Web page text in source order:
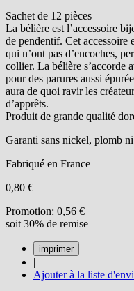
Sachet de 12 pièces
La bélière est l’accessoire
de pendentif. Cet accessoire
qui n’ont pas d’encoches,
collier. La bélière s’accorde
pour des parures aussi
aura de quoi ravir les
d’apprêts.
Produit de grande qualité
Garanti sans nickel, plomb
Fabriqué en France
0,80 €
Promotion: 0,56 €
soit 30% de remise
|
Ajouter à la liste